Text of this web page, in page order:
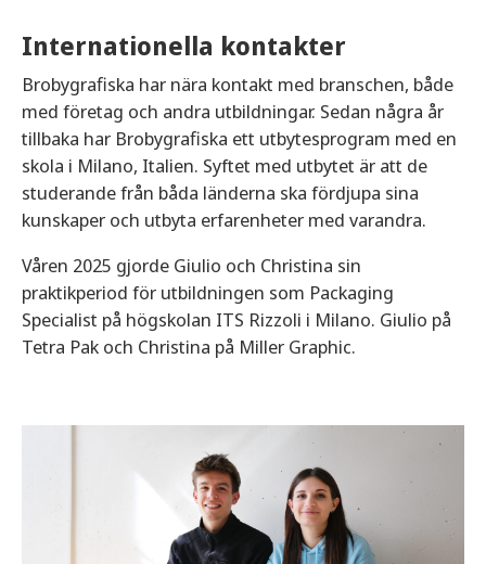
Internationella kontakter
Brobygrafiska har nära kontakt med branschen, både
med företag och andra utbildningar. Sedan några år
tillbaka har Brobygrafiska ett utbytesprogram med en
skola i Milano, Italien. Syftet med utbytet är att de
studerande från båda länderna ska fördjupa sina
kunskaper och utbyta erfarenheter med varandra.
Våren 2025 gjorde Giulio och Christina sin
praktikperiod för utbildningen som Packaging
Specialist på högskolan ITS Rizzoli i Milano. Giulio på
Tetra Pak och Christina på Miller Graphic.